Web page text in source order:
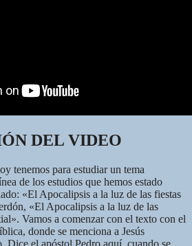
DEL VIDEO
tenemos para estudiar un tema
de los estudios que hemos estado
«El Apocalipsis a la luz de las fiestas
«El Apocalipsis a la luz de las
Vamos a comenzar con el texto con el
donde se menciona a Jesús